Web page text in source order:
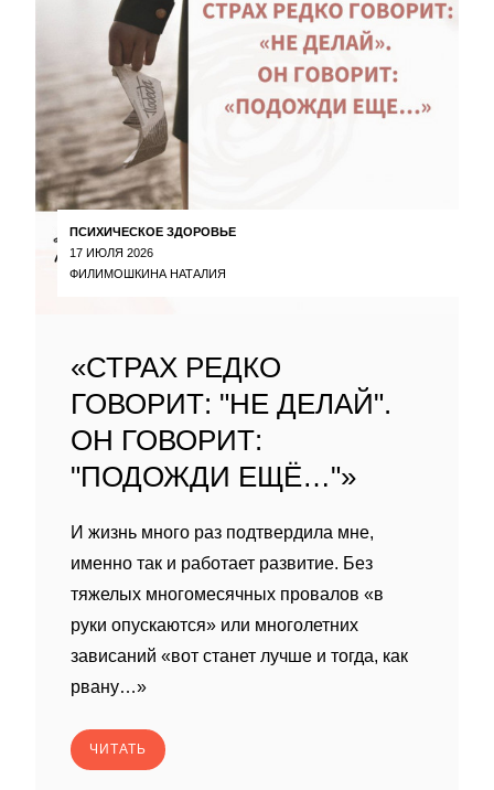
ПСИХИЧЕСКОЕ ЗДОРОВЬЕ
17 ИЮЛЯ 2026
ФИЛИМОШКИНА НАТАЛИЯ
«СТРАХ РЕДКО
ГОВОРИТ: "НЕ ДЕЛАЙ".
ОН ГОВОРИТ:
"ПОДОЖДИ ЕЩЁ…"»
И жизнь много раз подтвердила мне,
именно так и работает развитие. Без
тяжелых многомесячных провалов «в
руки опускаются» или многолетних
зависаний «вот станет лучше и тогда, как
рвану…»
ЧИТАТЬ